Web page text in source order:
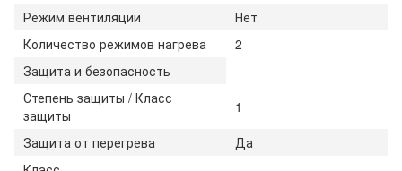
Режим вентиляции
Нет
Количество режимов нагрева
2
Защита и безопасность
Степень защиты / Класс
защиты
1
Защита от перегрева
Да